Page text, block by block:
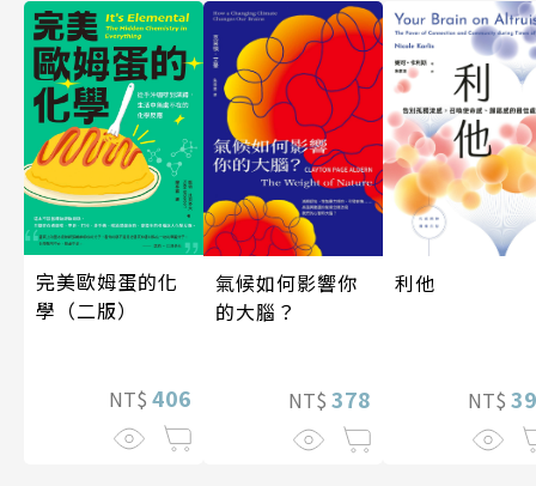
完美歐姆蛋的化
學（二版）
NT$ 406
氣候如何影響你
的大腦？
NT$ 378
利他
NT$